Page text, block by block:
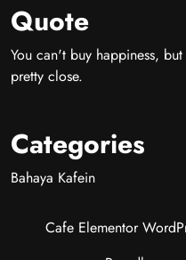
Quote
You can't buy happiness,
pretty close.
Categories
Bahaya Kafein
Cafe Elementor